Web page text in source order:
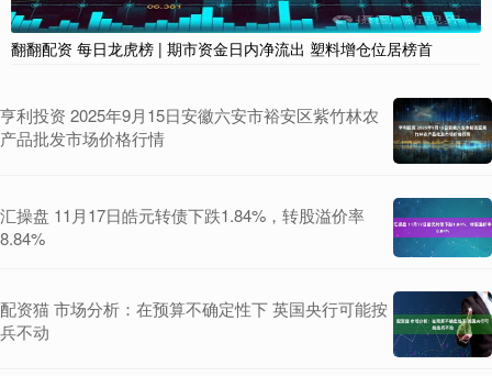
翻翻配资 每日龙虎榜 | 期市资金日内净流出 塑料增仓位居榜首
亨利投资 2025年9月15日安徽六安市裕安区紫竹林农
产品批发市场价格行情
汇操盘 11月17日皓元转债下跌1.84%，转股溢价率
8.84%
配资猫 市场分析：在预算不确定性下 英国央行可能按
兵不动